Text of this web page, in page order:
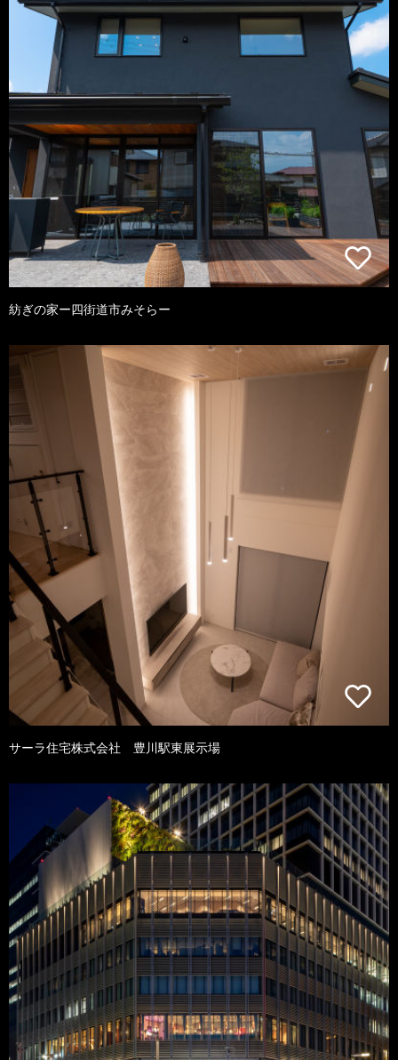
紡ぎの家ー四街道市みそらー
サーラ住宅株式会社 豊川駅東展示場